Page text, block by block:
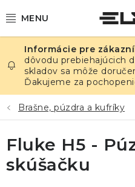
na
ELEKTRINA
TEPLOTA A VLHKOSŤ
TLAK A ÚNIKY
ZÁZNAMNÍKY
dôvodu prebiehajúcich
skladov sa môže
Ďakujeme za
Brašne, púzdra a kufríky
Fluke H5 -
skúšačku